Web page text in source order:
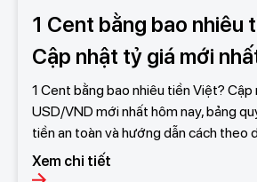
1 Cent bằng bao nhiêu
Cập nhật tỷ giá mới
1 Cent bằng bao nhiêu tiền Việt? Cập
USD/VND mới nhất hôm nay, bảng
tiền an toàn và hướng dẫn cách theo
Xem chi tiết